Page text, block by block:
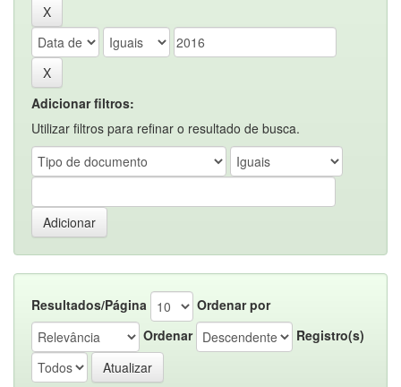
Adicionar filtros:
Utilizar filtros para refinar o resultado de busca.
Resultados/Página
Ordenar por
Ordenar
Registro(s)